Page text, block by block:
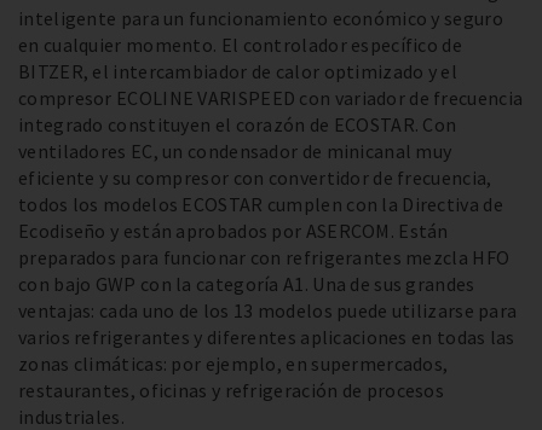
inteligente para un funcionamiento económico y seguro
en cualquier momento. El controlador específico de
BITZER, el intercambiador de calor optimizado y el
compresor ECOLINE VARISPEED con variador de frecuencia
integrado constituyen el corazón de ECOSTAR. Con
ventiladores EC, un condensador de minicanal muy
eficiente y su compresor con convertidor de frecuencia,
todos los modelos ECOSTAR cumplen con la Directiva de
Ecodiseño y están aprobados por ASERCOM. Están
preparados para funcionar con refrigerantes mezcla HFO
con bajo GWP con la categoría A1. Una de sus grandes
ventajas: cada uno de los 13 modelos puede utilizarse para
varios refrigerantes y diferentes aplicaciones en todas las
zonas climáticas: por ejemplo, en supermercados,
restaurantes, oficinas y refrigeración de procesos
industriales.